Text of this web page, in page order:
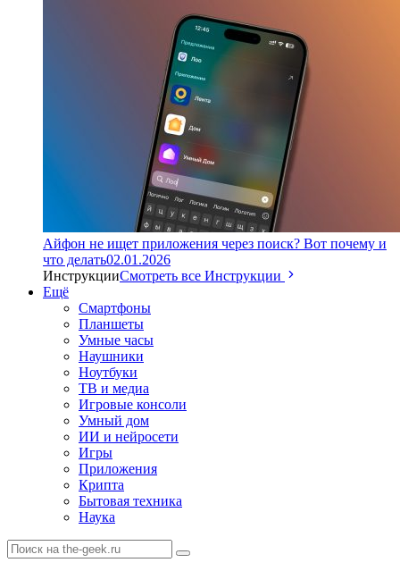
Айфон не ищет приложения через поиск? Вот почему и
что делать02.01.2026
ИнструкцииСмотреть все Инструкции
Ещё
Смартфоны
Планшеты
Умные часы
Наушники
Ноутбуки
ТВ и медиа
Игровые консоли
Умный дом
ИИ и нейросети
Игры
Приложения
Крипта
Бытовая техника
Наука